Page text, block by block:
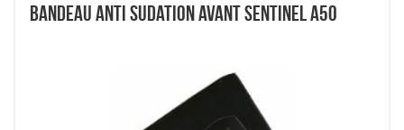
BANDEAU ANTI SUDATION AVANT SENTINEL A50